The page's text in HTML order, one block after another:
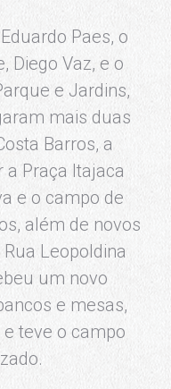
Paes, o
Diego Vaz, e o
e Jardins,
mais duas
Barros, a
Praça Itajaca
e o campo de
além de novos
Leopoldina
um novo
e mesas,
teve o campo